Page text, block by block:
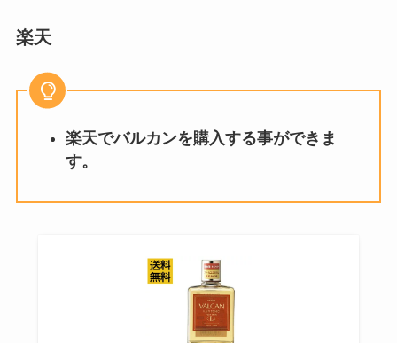
楽天
楽天でバルカンを購入する事ができま
す。